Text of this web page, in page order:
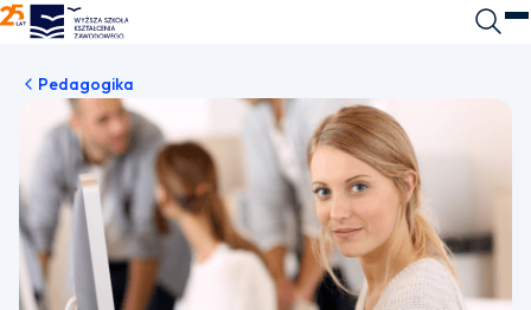
WSKZ - strona główna
Pedagogika